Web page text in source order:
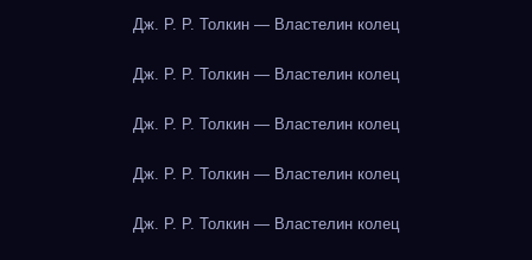
Дж. Р. Р. Толкин — Властелин колец
Дж. Р. Р. Толкин — Властелин колец
Дж. Р. Р. Толкин — Властелин колец
Дж. Р. Р. Толкин — Властелин колец
Дж. Р. Р. Толкин — Властелин колец